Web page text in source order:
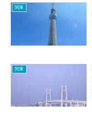
関東
関東